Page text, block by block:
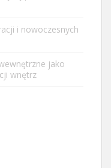
i nowoczesnych
jako
wnętrz